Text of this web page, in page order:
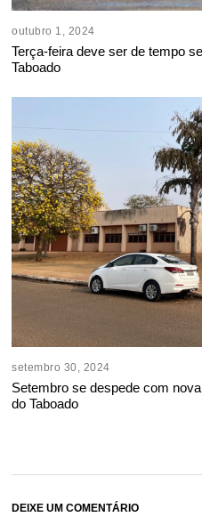
outubro 1, 2024
Terça-feira deve ser de tempo
Taboado
setembro 30, 2024
Setembro se despede com
do Taboado
DEIXE UM COMENTÁRIO